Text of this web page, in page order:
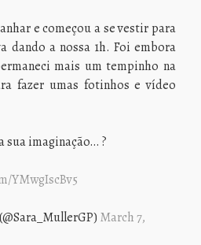
e começou a se vestir para
dando a nossa 1h. Foi embora
mais um tempinho na
fazer umas fotinhos e vídeo
sua imaginação… ?
YMwgIscBv5
March 7,